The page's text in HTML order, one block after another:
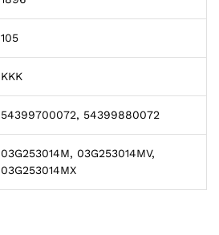
105
KKK
54399700072, 54399880072
03G253014M, 03G253014MV,
03G253014MX